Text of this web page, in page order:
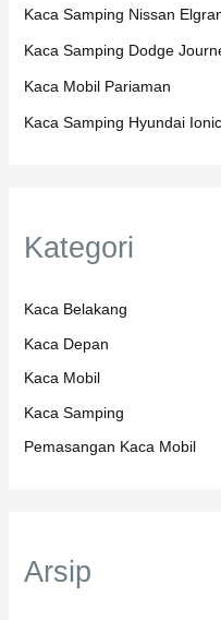
Kaca Samping Nissan
Kaca Samping Dodge
Kaca Mobil Pariaman
Kaca Samping Hyundai Ionic
Kategori
Kaca Belakang
Kaca Depan
Kaca Mobil
Kaca Samping
Pemasangan Kaca Mobil
Arsip